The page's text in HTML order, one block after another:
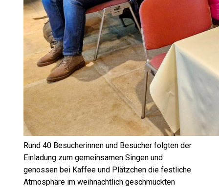
Rund 40 Besucherinnen und Besucher folgten der
Einladung zum gemeinsamen Singen und
genossen bei Kaffee und Plätzchen die festliche
Atmosphäre im weihnachtlich geschmückten